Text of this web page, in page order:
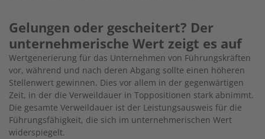
Gelungen oder gescheitert? Der
unternehmerische Wert zeigt es auf
Wertgenerierung für das Unternehmen von Führungskräften
vor, während und nach deren Abgang sollte einen höheren
Stellenwert gewinnen. Dies vor allem in der gegenwärtigen
Zeit, in der die Verweildauer in Toppositionen stark abnimmt.
Die gesamte Verweildauer ist der Leistungsausweis für die
Führungsfähigkeit, die sich im unternehmerischen Wert
widerspiegelt.